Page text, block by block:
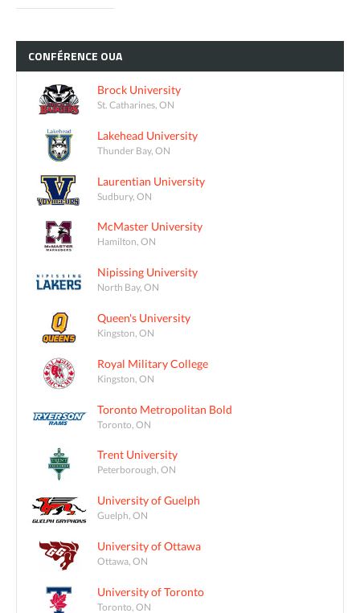
CONFÉRENCE OUA
Brock University
St. Catharines, ON
Lakehead University
Thunder Bay, ON
Laurentian University
Sudbury, ON
McMaster University
Hamilton, ON
Nipissing University
North Bay, ON
Queen's University
Kingston, ON
Royal Military College
Kingston, ON
Toronto Metropolitan Bold
Toronto, ON
Trent University
Peterborough, ON
University of Guelph
Guelph, ON
University of Ottawa
Ottawa, ON
University of Toronto
Toronto, ON